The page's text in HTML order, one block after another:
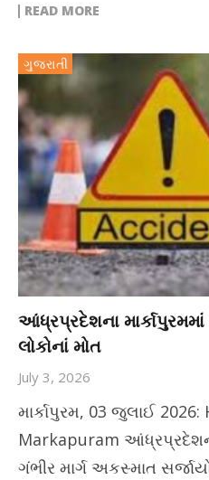
READ MORE
ગુજરાતી
આંધ્રપ્રદેશના
લોકોનાં મોત
July 3, 2026
માર્કાપુરમ, 03 જુલાઈ
Markapuram
ગંભીર માર્ગ અકસ્માત